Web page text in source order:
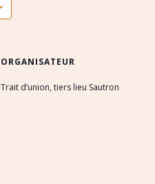
ORGANISATEUR
Trait d’union, tiers lieu Sautron